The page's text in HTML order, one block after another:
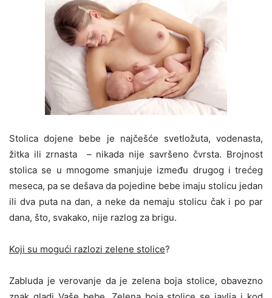
Stolica dojene bebe je najčešće svetložuta, vodenasta,
žitka ili zrnasta – nikada nije savršeno čvrsta. Brojnost
stolica se u mnogome smanjuje između drugog i trećeg
meseca, pa se dešava da pojedine bebe imaju stolicu jedan
ili dva puta na dan, a neke da nemaju stolicu čak i po par
dana, što, svakako, nije razlog za brigu.
Koji su mogući razlozi zelene stolice?
Zabluda je verovanje da je zelena boja stolice, obavezno